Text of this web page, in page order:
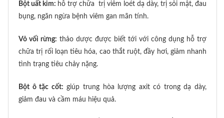
Bột uất kim: hỗ trợ chữa trị viêm loét dạ dày, trị sỏi mật, đau
bụng, ngăn ngừa bệnh viêm gan mãn tính.
Vỏ vối rừng: thảo dược được biết tới với công dụng hỗ trợ
chữa trị rối loạn tiêu hóa, cao thắt ruột, đầy hơi, giảm nhanh
tình trạng tiêu chảy nặng.
Bột ô tặc cốt: giúp trung hòa lượng axit có trong dạ dày,
giảm đau và cầm máu hiệu quả.